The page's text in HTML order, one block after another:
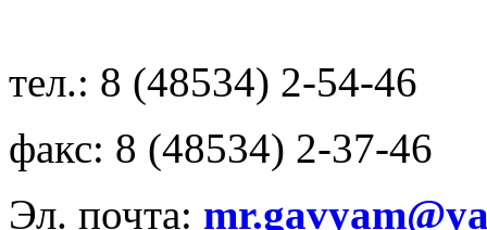
тел.: 8 (48534) 2-54-46
факс: 8 (48534) 2-37-46
Эл. почта: